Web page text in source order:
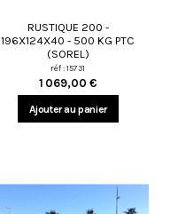
RUSTIQUE 200 -
196X124X40 - 500 KG PTC
(SOREL)
réf : 15731
1 069,00 €
Ajouter au panier